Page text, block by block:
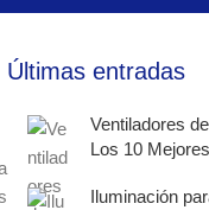
Últimas entradas
Ventiladores
Los 10
Iluminación